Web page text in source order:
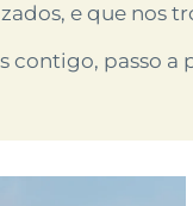
e que nos
contigo, passo a